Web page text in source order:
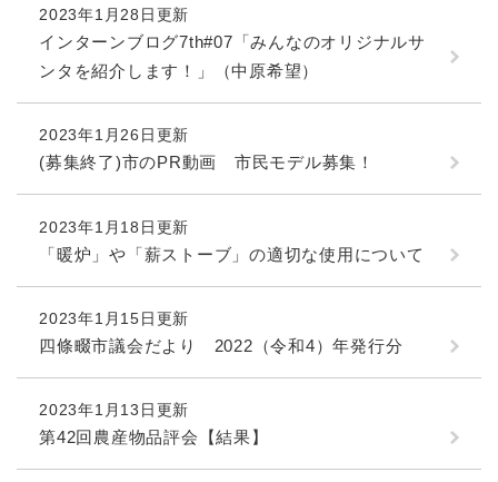
2023年1月28日更新
インターンブログ7th#07「みんなのオリジナルサ
ンタを紹介します！」（中原希望）
2023年1月26日更新
(募集終了)市のPR動画 市民モデル募集！
2023年1月18日更新
「暖炉」や「薪ストーブ」の適切な使用について
2023年1月15日更新
四條畷市議会だより 2022（令和4）年発行分
2023年1月13日更新
第42回農産物品評会【結果】